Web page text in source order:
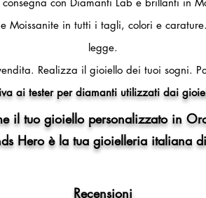
Moissanite in tutti i tagli, colori e
legge.
Realizza il gioiello dei tuoi sogni.
ai tester per diamanti utilizzati dai
il tuo gioiello personalizzato in
Hero è la tua gioielleria italiana
Recensioni